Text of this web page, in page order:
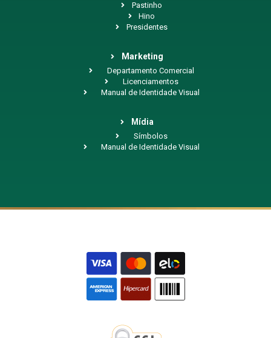
Pastinho
Hino
Presidentes
Marketing
Departamento Comercial
Licenciamentos
Manual de Identidade Visual
Mídia
Símbolos
Manual de Identidade Visual